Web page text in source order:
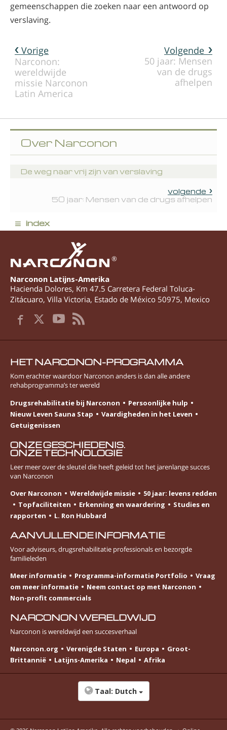
gemeenschappen die zoeken naar een antwoord op
verslaving.
Volgende
50 jaar: Mensen
van de drugs
afhelpen
Vorige
Narconon:
wereldwijde
missie
Over Narconon
De weg naar vrij zijn van verslaving
volgende
50 jaar: Mensen van de drugs afhelpen
≡ index
®
Narconon Latijns-Amerika
Hacienda Dolores, Km 47.5 Carretera Federal Toluca-
Zitácuaro, Villa Victoria, Estado de México 50975, Mexico
HET NARCONON-PROGRAMMA
Kom erachter waardoor Narconon anders is dan alle andere
rehabprogramma’s ter wereld
Drugsrehabilitatie bij Narconon
Persoonlijke hulp
Nieuw Leven Sauna Stap
Vaardigheden in het Leven
Getuigenissen
ONZE GESCHIEDENIS.
ONZE TECHNOLOGIE
Leer meer over de sleutel die heeft geleid tot het jarenlange succes
van Narconon
Over Narconon
Wereldwijde missie
50 jaar: levens redden
Topfaciliteiten
Erkenning en waardering
Studies en
rapporten
L. Ron Hubbard
AANVULLENDE INFORMATIE
Voor adviseurs, drugsrehabilitatie professionals en bezorgde
familieleden
Meer informatie
Programma-informatie Portfolio
Vraag
om meer informatie
Neem contact op met Narconon
Non-profit commercials
NARCONON WERELDWIJD
Narconon is wereldwijd een succesverhaal
Narconon.org
Verenigde Staten Europa
Groot-
Brittannië
Latijns-Amerika Nepal Afrika
Taal: Dutch